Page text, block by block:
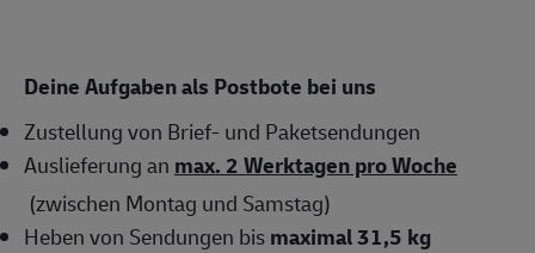
Deine Aufgaben als Postbote bei uns
Zustellung von Brief- und Paketsendungen
Auslieferung an max. 2 Werktagen pro Woche
(zwischen Montag und Samstag)
Heben von Sendungen bismaximal 31,5 kg